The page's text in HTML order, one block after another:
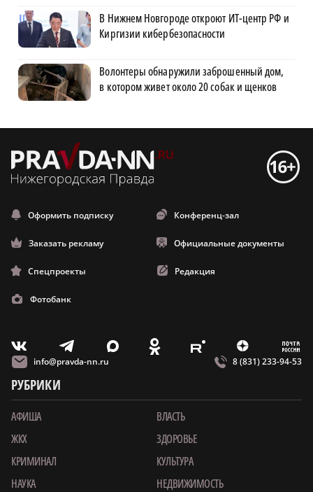
В Нижнем Новгороде откроют ИТ-центр РФ и
Киргизии кибербезопасности
Волонтеры обнаружили заброшенный дом,
в котором живет около 20 собак и щенков
Оформить подписку Конференц-зал
Заказать рекламу Официальные документы
Спецпроекты Редакция
Фотобанк
V T X O E Z m
info@pravda-nn.ru 8 (831) 233-94-53
РУБРИКИ
АФИША
ВЛАСТЬ
ЖКХ
ЗДОРОВЬЕ
КРИМИНАЛ
КУЛЬТУРА
НАУКА
НЕДВИЖИМОСТЬ